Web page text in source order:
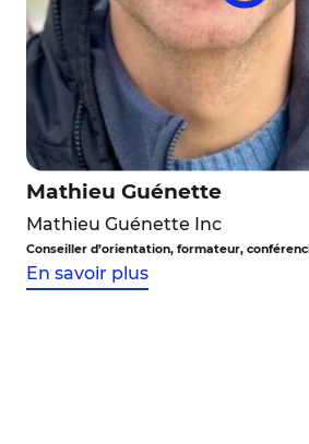
Mathieu Guénette
Mathieu Guénette Inc
Conseiller d’orientation, formateur,
En savoir plus